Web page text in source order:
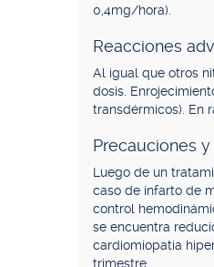
0,4mg/hora).
Reacciones
Al igual que otros
dosis.
transdérmicos). En
Precauciones y
Luego de un
caso de infarto de
control
se encuentra
cardiomiopatía
trimestre.